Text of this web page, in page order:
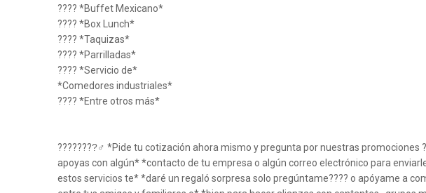
???? *Buffet Mexicano*
???? *Box Lunch*
???? *Taquizas*
???? *Parrilladas*
???? *Servicio de*
*Comedores industriales*
???? *Entre otros más*
????????‍♂ *Pide tu cotización ahora mismo y pregunta por nuestras promociones
apoyas con algún* *contacto de tu empresa o algún correo electrónico para
estos servicios te* *daré un regaló sorpresa solo pregúntame???? o apóyame a